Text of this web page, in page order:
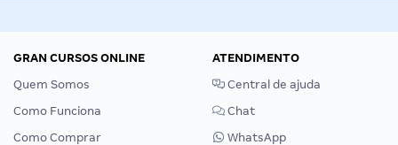
GRAN CURSOS ONLINE
Quem Somos
Como Funciona
Como Comprar
ATENDIMENTO
Central de ajuda
Chat
WhatsApp